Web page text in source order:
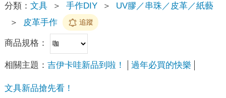
分類： 文具 ＞ 手作DIY ＞
UV膠／串珠／皮革／紙藝
＞
皮革手作 追蹤
商品規格：
相關主題： 吉伊卡哇新品到啦！ 過年必買的快樂
文具新品搶先看！